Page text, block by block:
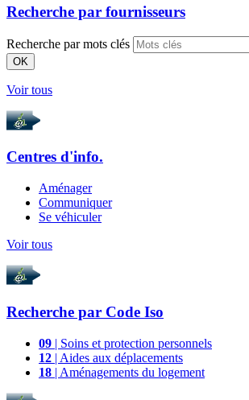
Recherche par fournisseurs
Recherche par mots clés
OK
Voir tous
Centres d'info.
Aménager
Communiquer
Se véhiculer
Voir tous
Recherche par Code Iso
09 | Soins et protection personnels
12 | Aides aux déplacements
18 | Aménagements du logement